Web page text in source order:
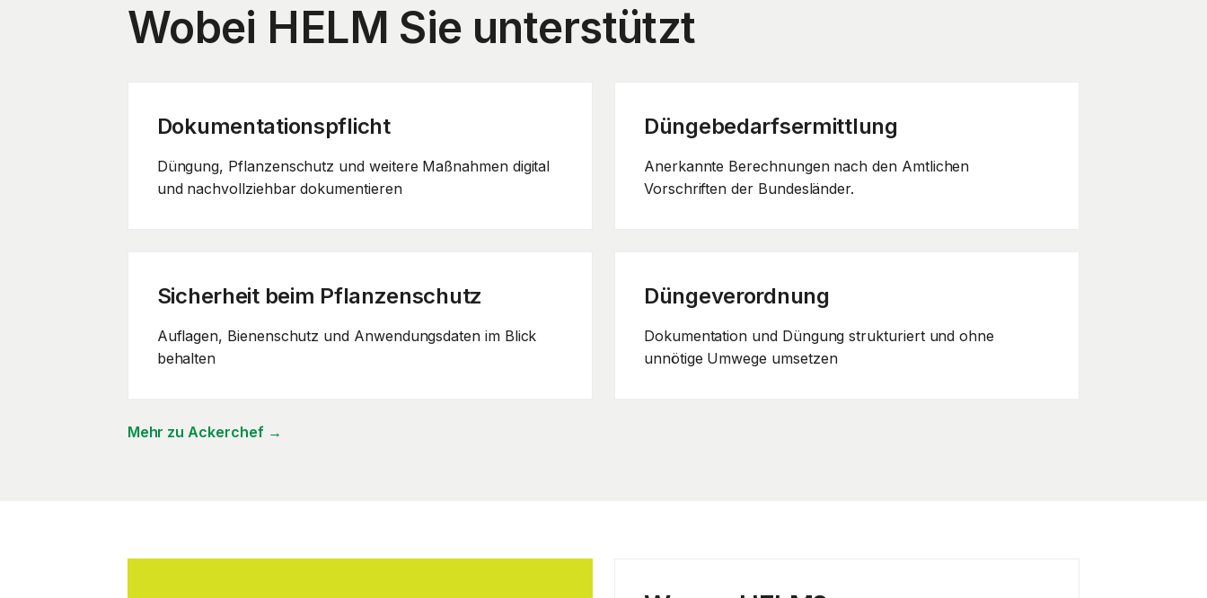
Wobei HELM Sie unterstützt
Dokumentationspflicht
Düngung, Pflanzenschutz und weitere Maßnahmen digital
und nachvollziehbar dokumentieren
Düngebedarfsermittlung
Anerkannte Berechnungen nach den Amtlichen
Vorschriften der Bundesländer.
Sicherheit beim Pflanzenschutz
Auflagen, Bienenschutz und Anwendungsdaten im Blick
behalten
Düngeverordnung
Dokumentation und Düngung strukturiert und ohne
unnötige Umwege umsetzen
Mehr zu Ackerchef →